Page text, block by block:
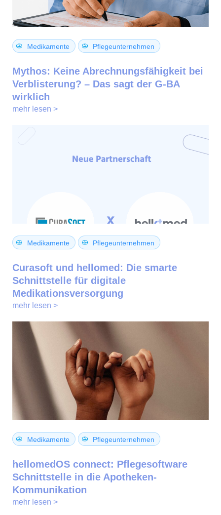
Medikamente Pflegeunternehmen
Mythos: Keine Abrechnungsfähigkeit bei
Verblisterung? – Das sagt der G-BA
wirklich
mehr lesen >
Medikamente Pflegeunternehmen
Curasoft und hellomed: Die smarte
Schnittstelle für digitale
Medikationsversorgung
mehr lesen >
Medikamente Pflegeunternehmen
hellomedOS connect: Pflegesoftware
Schnittstelle in die Apotheken-
Kommunikation
mehr lesen >